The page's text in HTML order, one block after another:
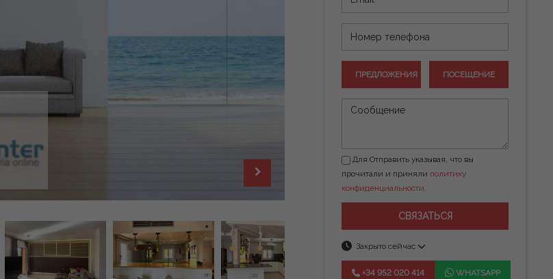
ПРЕДЛОЖЕНИЯ ПОСЕЩЕНИЕ
Для Отправить указывая, что вы
прочитали и приняли политику
конфиденциальности.
СВЯЗАТЬСЯ
Закрыто сейчас
+34 952 020 414 WHATSAPP